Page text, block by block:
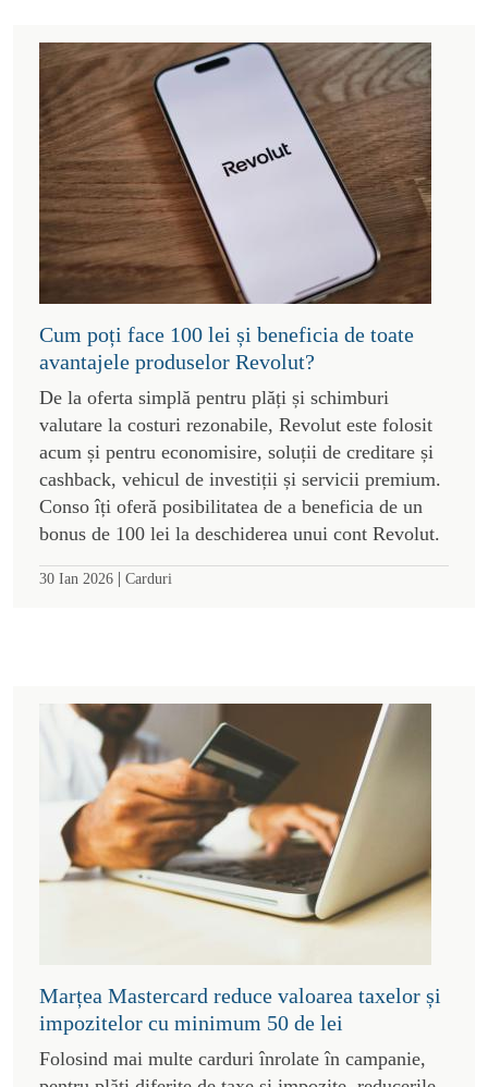
Cum poți face 100 lei și beneficia de toate
avantajele produselor Revolut?
De la oferta simplă pentru plăți și schimburi
valutare la costuri rezonabile, Revolut este folosit
acum și pentru economisire, soluții de creditare și
cashback, vehicul de investiții și servicii premium.
Conso îți oferă posibilitatea de a beneficia de un
bonus de 100 lei la deschiderea unui cont Revolut.
30 Ian 2026 | Carduri
Marțea Mastercard reduce valoarea taxelor și
impozitelor cu minimum 50 de lei
Folosind mai multe carduri înrolate în campanie,